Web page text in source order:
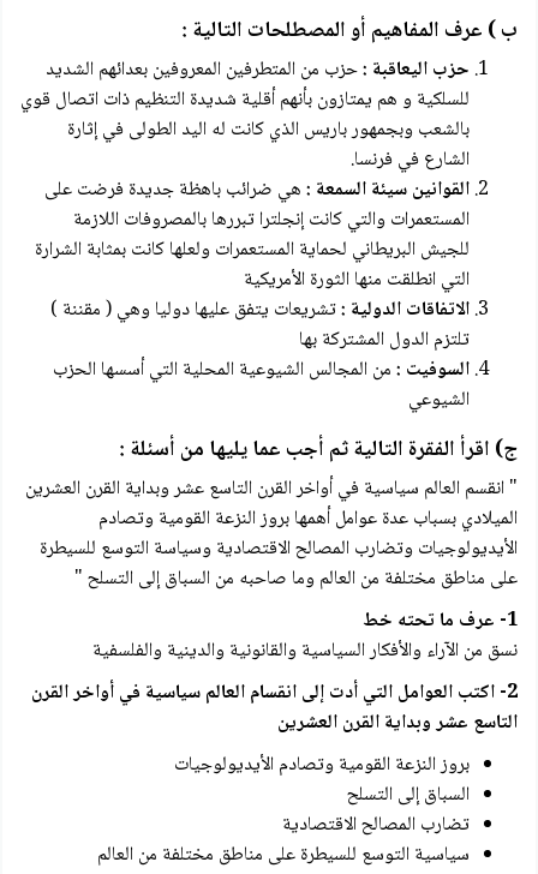
ب ) عرف المفاهيم أو المصطلحات التالية :
حزب اليعاقبة :حزب من المتطرفين المعروفين بعدائهم الشديد
للسلكية و هم يمتازون بأنهم أقلية شديدة التنظيم ذات اتصال قوي
بالشعب وبجمهور باريس الذي كانت له اليد الطولى في إثارة
الشارع في فرنسا.
القوانين سيئة السمعة :هي ضرائب باهظة جديدة فرضت على
المستعمرات والتي كانت إنجلترا تبررها بالمصروفات اللازمة
للجيش البريطاني لحماية المستعمرات ولعلها كانت بمثابة الشرارة
التي انطلقت منها الثورة الأمريكية
الاتفاقات الدولية :تشريعات يتفق عليها دوليا وهي ( مقننة )
تلتزم الدول المشتركة بها
السوفيت :من المجالس الشيوعية المحلية التي أسسها الحزب
الشيوعي
ج) اقرأ الفقرة التالية ثم أجب عما يليها من أسئلة :
" انقسم العالم سياسية في أواخر القرن التاسع عشر وبداية القرن العشرين
الميلادي بسباب عدة عوامل أهمها بروز النزعة القومية وتصادم
الأيديولوجيات وتضارب المصالح الاقتصادية وسياسة التوسع للسيطرة
على مناطق مختلفة من العالم وما صاحبه من السباق إلى التسلح "
1- عرف ما تحته خط
نسق من الآراء والأفكار السياسية والقانونية والدينية والفلسفية
2- اكتب العوامل التي أدت إلى انقسام العالم سياسية في أواخر القرن
التاسع عشر وبداية القرن العشرين
بروز النزعة القومية وتصادم الأيديولوجيات
السباق إلى التسلح
تضارب المصالح الاقتصادية
سياسية التوسع للسيطرة على مناطق مختلفة من العالم